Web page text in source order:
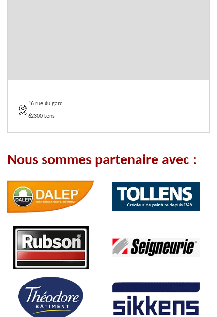
16 rue du gard
62300 Lens
Nous sommes partenaire avec :